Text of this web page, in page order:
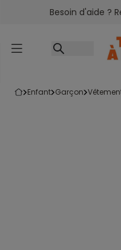
Accéder au contenu
Besoin d'aide ?
enfant garçon